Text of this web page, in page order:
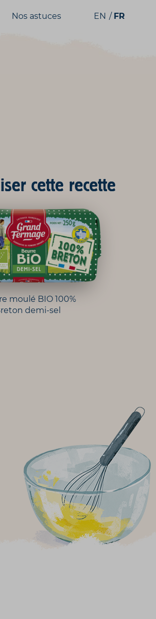
Nos astuces EN FR
cette recette
moulé BIO 100%
demi-sel